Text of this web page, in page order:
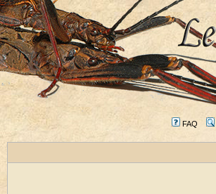
FAQ